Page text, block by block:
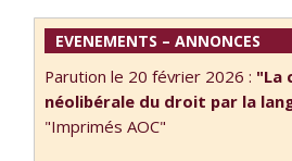
EVENEMENTS – ANNONCES
Parution le 20 février 2026 : "La
néolibérale du droit par la
"Imprimés AOC"